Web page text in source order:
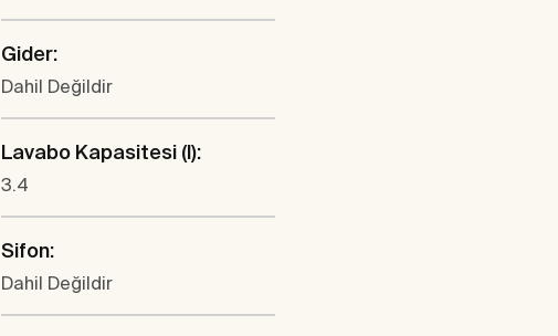
Gider:
Dahil Değildir
Lavabo Kapasitesi (l):
3.4
Sifon:
Dahil Değildir